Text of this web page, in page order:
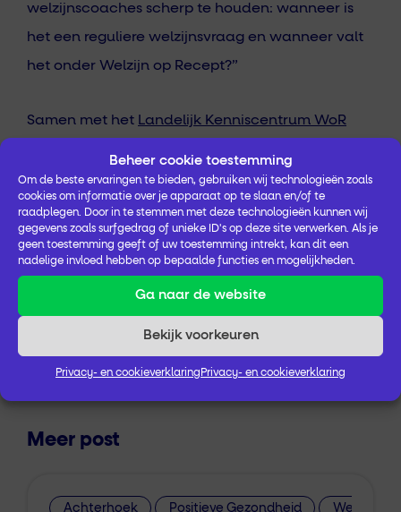
Beheer cookie toestemming
Om de beste ervaringen te bieden, gebruiken wij technologieën zoals
cookies om informatie over je apparaat op te slaan en/of te
raadplegen. Door in te stemmen met deze technologieën kunnen wij
gegevens zoals surfgedrag of unieke ID's op deze site verwerken. Als je
geen toestemming geeft of uw toestemming intrekt, kan dit een
nadelige invloed hebben op bepaalde functies en mogelijkheden.
Ga naar de website
Bekijk voorkeuren
Privacy- en cookieverklaring Privacy- en cookieverklaring
welzijnscoaches scherp te houden: wanneer is
het een reguliere welzijnsvraag en wanneer valt
het onder Welzijn op Recept?”
Samen met het Landelijk Kenniscentrum WoR
projectleiders die WoR willen uitrollen binnen hun
gemeente. Op termijn wil Proscoop in Drenthe
dan ook een koplopersgroep starten ter
ondersteuning van deze projectleiders.
Voor meer informatie over Welzijn op Recept in
Drenthe, neem contact op met
Meer post
Achterhoek Positieve Gezondheid Welzijn op